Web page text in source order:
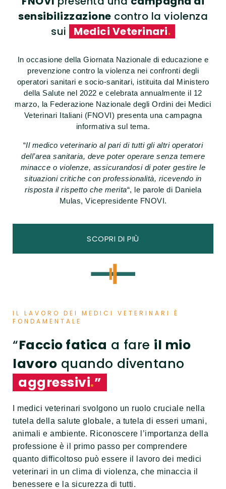
sensibilizzazione contro la violenza
sui
Medici Veterinari.
In occasione della Giornata Nazionale di educazione e
prevenzione contro la violenza nei confronti degli
operatori sanitari e socio-sanitari, istituita dal Ministero
della Salute nel 2022 e celebrata annualmente il 12
marzo, la Federazione Nazionale degli Ordini dei Medici
Veterinari Italiani (FNOVI) presenta una campagna
informativa sul tema.
“Il medico veterinario al pari di tutti gli altri operatori
dell’area sanitaria, deve poter operare senza temere
minacce o violenze, assicurandosi di poter gestire le
situazioni critiche con professionalità, ricevendo in
risposta il rispetto che merita“, le parole di Daniela
Mulas, Vicepresidente FNOVI.
SCOPRI DI PIÙ
IL LAVORO DEI MEDICI VETERINARI È
FONDAMENTALE
“Faccio fatica a fare il mio
lavoro quando diventano
aggressivi.”
I medici veterinari svolgono un ruolo cruciale nella
tutela della salute globale, a tutela di esseri umani,
animali e ambiente. Riconoscere l’importanza della
professione è il primo passo per comprendere
quanto difficoltoso può essere il lavoro dei medici
veterinari in un clima di violenza, che minaccia il
benessere e la sicurezza di tutti.